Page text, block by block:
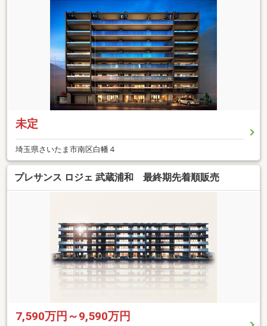
未定
埼玉県さいたま市南区白幡４
プレサンス ロジェ 武蔵浦和 最終期先着順販売
7,590万円～9,590万円